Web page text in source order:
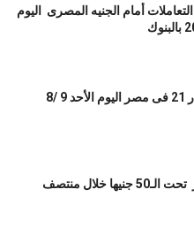
أمام الجنيه المصرى اليوم
سعر جرام الذهب عيار 21 فى مصر اليوم الأحد 9 /8
سعر الدولار فى مصر تحت الـ50 جنيها خلال منتصف